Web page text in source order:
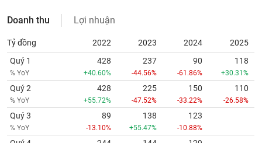
Doanh thu Lợi nhuận
Tỷ đồng 2022 2023 2024
2025
Quý 1
% YoY
428
+40.60%
237
-44.56%
90
-61.86%
118
+30.31%
Quý 2
% YoY
428
+55.72%
225
-47.52%
150
-33.22%
110
-26.58%
Quý 3
% YoY
89
-13.10%
138
+55.47%
123
-10.88%